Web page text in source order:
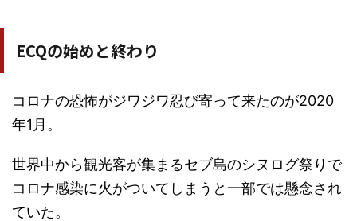
ECQの始めと終わり
コロナの恐怖がジワジワ忍び寄って来たのが2020
年1月。
世界中から観光客が集まるセブ島のシヌログ祭りで
コロナ感染に火がついてしまうと一部では懸念され
ていた。